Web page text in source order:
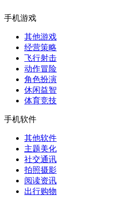
手机游戏
其他游戏
经营策略
飞行射击
动作冒险
角色扮演
休闲益智
体育竞技
手机软件
其他软件
主题美化
社交通讯
拍照摄影
阅读资讯
出行购物